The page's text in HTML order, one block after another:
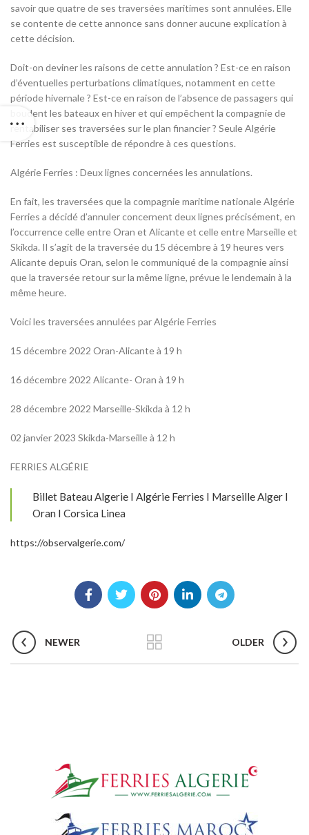
savoir que quatre de ses traversées maritimes sont annulées. Elle
se contente de cette annonce sans donner aucune explication à
cette décision.
Doit-on deviner les raisons de cette annulation ? Est-ce en raison
d’éventuelles perturbations climatiques, notamment en cette
période hivernale ? Est-ce en raison de l’absence de passagers qui
boudent les bateaux en hiver et qui empêchent la compagnie de
rentabiliser ses traversées sur le plan financier ? Seule Algérie
Ferries est susceptible de répondre à ces questions.
Algérie Ferries : Deux lignes concernées les annulations.
En fait, les traversées que la compagnie maritime nationale Algérie
Ferries a décidé d’annuler concernent deux lignes précisément, en
l’occurrence celle entre Oran et Alicante et celle entre Marseille et
Skikda. Il s’agit de la traversée du 15 décembre à 19 heures vers
Alicante depuis Oran, selon le communiqué de la compagnie ainsi
que la traversée retour sur la même ligne, prévue le lendemain à la
même heure.
Voici les traversées annulées par Algérie Ferries
15 décembre 2022 Oran-Alicante à 19 h
16 décembre 2022 Alicante- Oran à 19 h
28 décembre 2022 Marseille-Skikda à 12 h
02 janvier 2023 Skikda-Marseille à 12 h
FERRIES ALGÉRIE
Billet Bateau Algerie I Algérie Ferries I Marseille Alger I
Oran I Corsica Linea
https://observalgerie.com/
NEWER OLDER